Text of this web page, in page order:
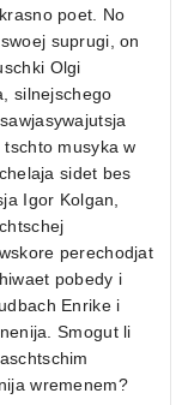
poet. No
suprugi, on
Olgi
silnejschego
musyka w
sidet bes
Igor Kolgan,
perechodjat
pobedy i
Enrike i
Smogut li
wremenem?